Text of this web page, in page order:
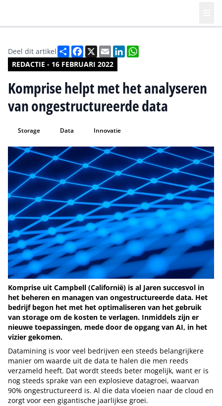
REDACTIE - 16 FEBRUARI 2022
Deel dit artikel DeelFacebook
X EmailLinkedIn
Komprise helpt met het analyseren
van ongestructureerde data
Storage Data Innovatie
Komprise uit Campbell (Californië) is al Jaren succesvol in
het beheren en managen van ongestructureerde data. Het
bedrijf begon het met het optimaliseren van het gebruik
van storage om de kosten te verlagen. Inmiddels zijn er
nieuwe toepassingen, mede door de opgang van AI, in het
vizier gekomen.
Datamining is voor veel bedrijven een steeds belangrijkere
manier om waarde uit de data te halen die men reeds
verzameld heeft. Dat wordt steeds beter mogelijk, want er is
nog steeds sprake van een explosieve datagroei, waarvan
90% ongestructureerd is. Al die data vloeien naar de cloud en
zorgt voor een gigantische jaarlijkse groei.